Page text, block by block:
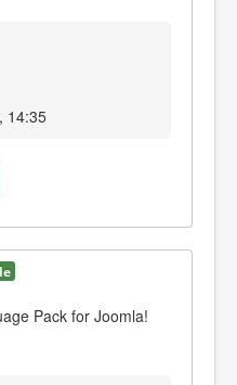
14:35
Pack for Joomla!